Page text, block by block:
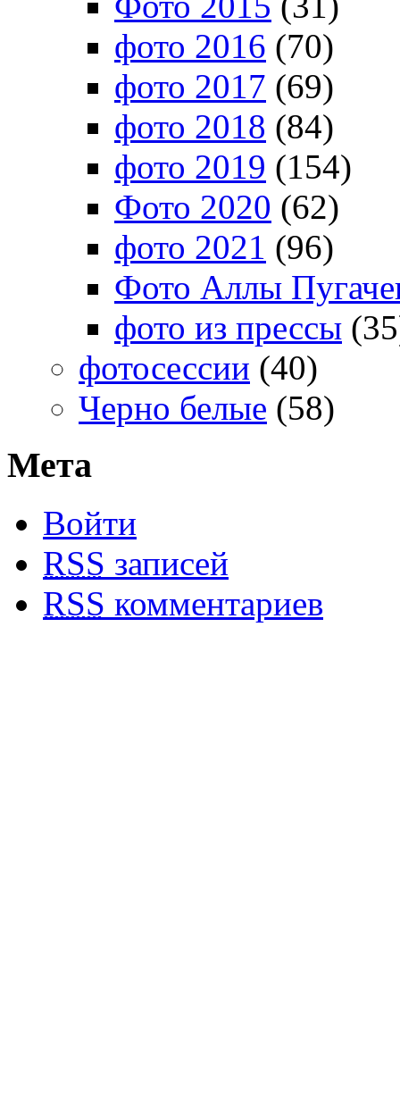
фото 2016 (70)
фото 2017 (69)
фото 2018 (84)
фото 2019 (154)
Фото 2020 (62)
фото 2021 (96)
Фото Аллы
фото из прессы
фотосессии (40)
Черно белые (58)
Мета
Войти
RSS записей
RSS комментариев